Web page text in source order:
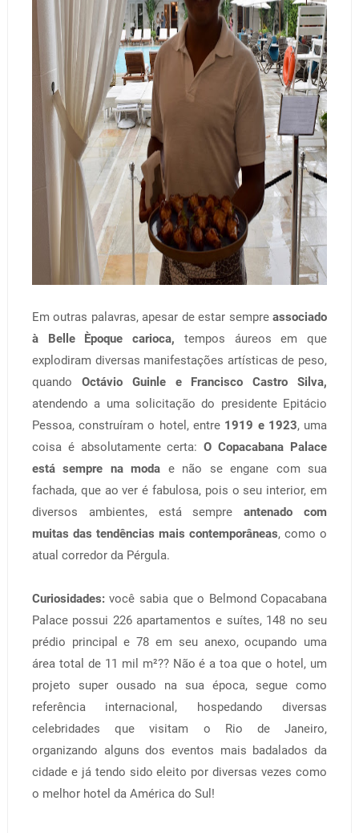
Em outras palavras, apesar de estar sempreassociado
à Belle Èpoque carioca, tempos áureos em que
explodiram diversas manifestações artísticas de peso,
quando Octávio Guinle e Francisco Castro Silva,
atendendo a uma solicitação do presidente Epitácio
Pessoa, construíram o hotel, entre 1919 e 1923, uma
coisa é absolutamente certa:O Copacabana Palace
está sempre na moda e não se engane com sua
fachada, que ao ver é fabulosa, pois o seu interior, em
diversos ambientes, está sempreantenado com
muitas das tendências mais contemporâneas, como o
atual corredor da Pérgula.
Curiosidades:você sabia que o Belmond Copacabana
Palace possui 226 apartamentos e suítes, 148 no seu
prédio principal e 78 em seu anexo, ocupando uma
área total de 11 mil m²?? Não é a toa que o hotel, um
projeto super ousado na sua época, segue como
referência internacional, hospedando diversas
celebridades que visitam o Rio de Janeiro,
organizando alguns dos eventos mais badalados da
cidade e já tendo sido eleito por diversas vezes como
o melhor hotel da América do Sul!